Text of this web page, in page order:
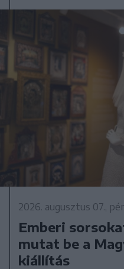
2026. augusztus 07.,
Emberi
mutat be a
kiállítás